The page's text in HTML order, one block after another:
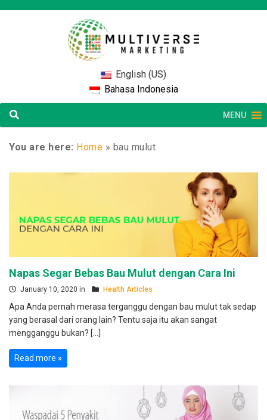
English (US)
Bahasa Indonesia
MENU
You are here: Home » bau mulut
Napas Segar Bebas Bau Mulut dengan Cara Ini
January 10, 2020 in Health Articles
Apa Anda pernah merasa terganggu dengan bau mulut tak sedap
yang berasal dari orang lain? Tentu saja itu akan sangat
mengganggu bukan? […]
Read more »